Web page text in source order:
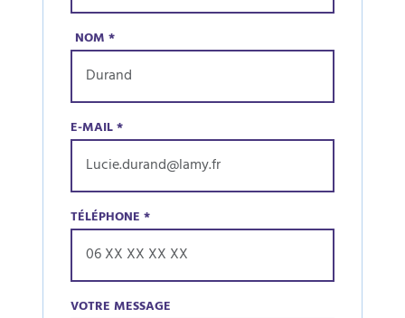
NOM*
E-MAIL*
TÉLÉPHONE*
VOTRE MESSAGE